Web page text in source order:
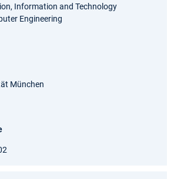
Information and Technology
Engineering
München